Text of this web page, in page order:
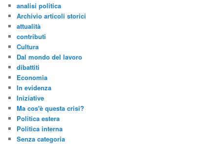
analisi politica
Archivio articoli storici
attualità
contributi
Cultura
Dal mondo del lavoro
dibattiti
Economia
In evidenza
Iniziative
Ma cos'è questa crisi?
Politica estera
Politica interna
Senza categoria